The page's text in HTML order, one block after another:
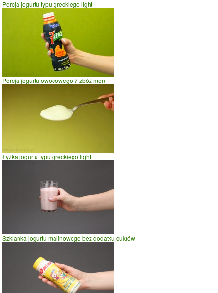
Porcja jogurtu typu greckiego light
Porcja jogurtu owocowego 7 zbóż men
Łyżka jogurtu typu greckiego light
Szklanka jogurtu malinowego bez dodatku cukrów